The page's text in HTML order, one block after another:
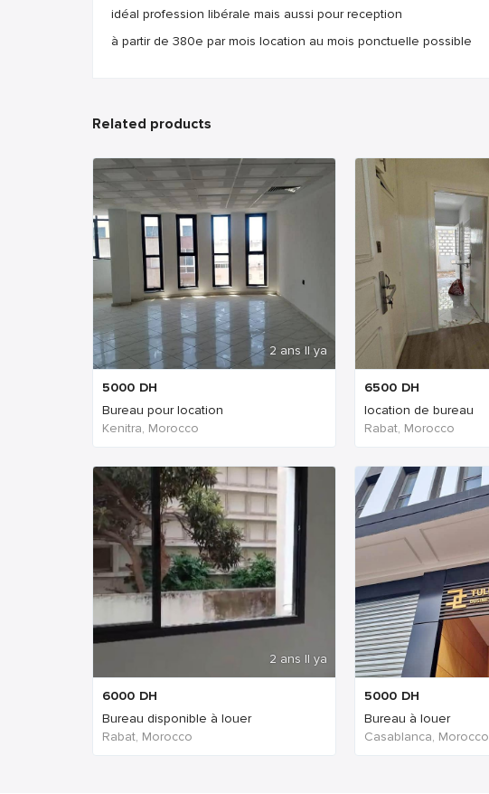
idéal profession libérale mais aussi pour reception
à partir de 380e par mois location au mois ponctuelle possible
Related products
2 ans Il ya
5000 DH
Bureau pour location
Kenitra, Morocco
6500 DH
location de bureau
Rabat, Morocco
2 ans Il ya
6000 DH
Bureau disponible à louer
Rabat, Morocco
5000 DH
Bureau à louer
Casablanca, Morocco